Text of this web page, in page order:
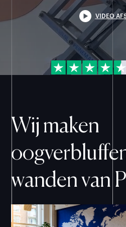
VIDEO
Wij maken
wanden van